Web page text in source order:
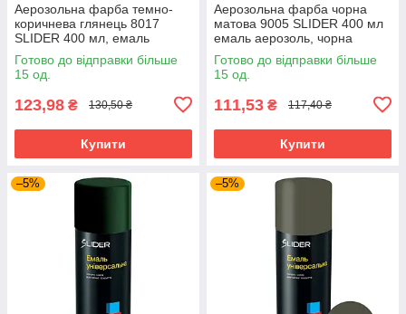
Аерозольна фарба темно-
коричнева глянець 8017
SLIDER 400 мл, емаль
фарба у балончику темно-
коричнева
Готово до відправки більше
15 од.
123,98 ₴ 130,50 ₴
Купити
Аерозольна фарба чорна
матова 9005 SLIDER 400 мл
емаль аерозоль, чорна
фарба у балончику
Готово до відправки більше
15 од.
111,53 ₴ 117,40 ₴
Купити
–5% –5%